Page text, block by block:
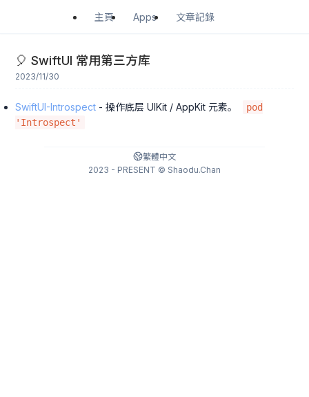
主頁 Apps 文章記錄
🎈 SwiftUI 常用第三方库
2023/11/30
SwiftUI-Introspect - 操作底层 UIKit / AppKit 元素。
pod
'Introspect'
繁體中文
2023 - PRESENT © Shaodu.Chan